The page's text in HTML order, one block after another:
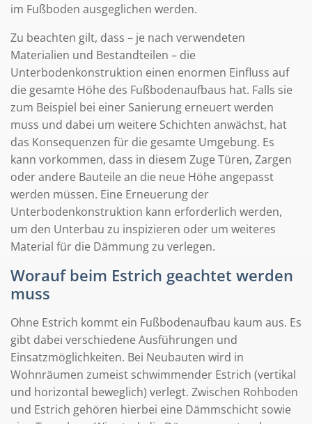
im Fußboden ausgeglichen werden.
Zu beachten gilt, dass – je nach verwendeten
Materialien und Bestandteilen – die
Unterbodenkonstruktion einen enormen Einfluss auf
die gesamte Höhe des Fußbodenaufbaus hat. Falls sie
zum Beispiel bei einer Sanierung erneuert werden
muss und dabei um weitere Schichten anwächst, hat
das Konsequenzen für die gesamte Umgebung. Es
kann vorkommen, dass in diesem Zuge Türen, Zargen
oder andere Bauteile an die neue Höhe angepasst
werden müssen. Eine Erneuerung der
Unterbodenkonstruktion kann erforderlich werden,
um den Unterbau zu inspizieren oder um weiteres
Material für die Dämmung zu verlegen.
Worauf beim Estrich geachtet werden
muss
Ohne Estrich kommt ein Fußbodenaufbau kaum aus. Es
gibt dabei verschiedene Ausführungen und
Einsatzmöglichkeiten. Bei Neubauten wird in
Wohnräumen zumeist schwimmender Estrich (vertikal
und horizontal beweglich) verlegt. Zwischen Rohboden
und Estrich gehören hierbei eine Dämmschicht sowie